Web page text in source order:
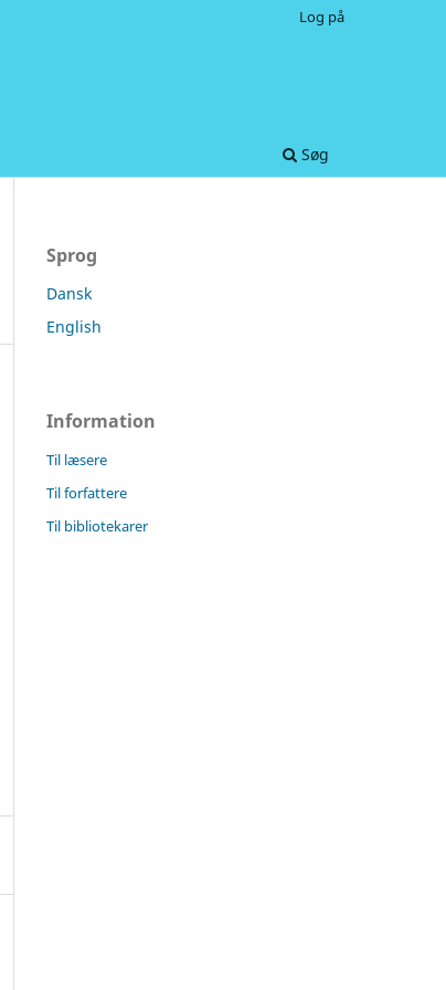
Søg
Log på
Sprog
Dansk
English
Information
Til læsere
Til forfattere
Til bibliotekarer